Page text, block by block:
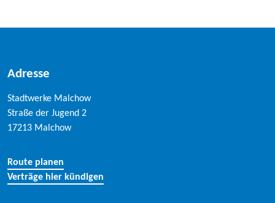
Adresse
Stadtwerke Malchow
Straße der Jugend 2
17213 Malchow
Route planen
Verträge hier kündigen